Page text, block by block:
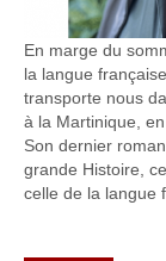
En marge du
la langue
transporte nous
à la Martinique,
Son dernier
grande Histoire,
celle de la langue